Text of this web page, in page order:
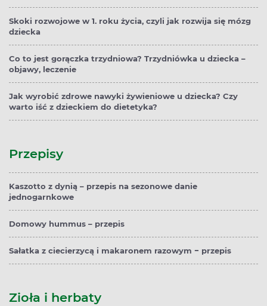
Skoki rozwojowe w 1. roku życia, czyli jak rozwija się mózg
dziecka
Co to jest gorączka trzydniowa? Trzydniówka u dziecka –
objawy, leczenie
Jak wyrobić zdrowe nawyki żywieniowe u dziecka? Czy
warto iść z dzieckiem do dietetyka?
Przepisy
Kaszotto z dynią – przepis na sezonowe danie
jednogarnkowe
Domowy hummus – przepis
Sałatka z ciecierzycą i makaronem razowym − przepis
Zioła i herbaty